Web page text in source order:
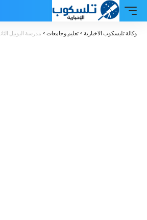
وكالة تليسكوب الاخبارية > تعليم وجامعات > مدرسة اليوبيل